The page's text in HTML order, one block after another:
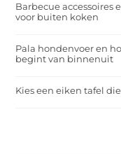
Barbecue accessoires
voor buiten koken
Pala hondenvoer en
begint van binnenuit
Kies een eiken tafel